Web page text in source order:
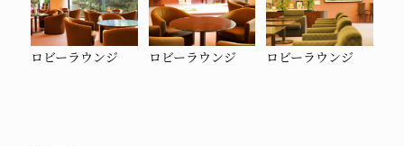
ロビーラウンジ ロビーラウンジ ロビーラウンジ